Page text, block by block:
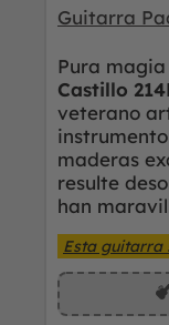
Guitarra
Pura
Castillo
veterano
maderas
resulte
han
Esta guitarra